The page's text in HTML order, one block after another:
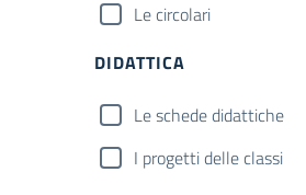
Le circolari
DIDATTICA
Le schede didattiche
I progetti delle classi